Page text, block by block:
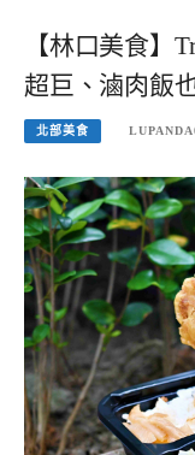
【林口美食】
超巨、滷肉飯
北部美食